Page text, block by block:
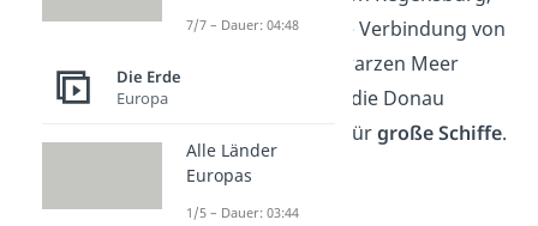
wird eine sehr wichtige Verbindung von
der Nordsee zum Schwarzen Meer
geschaffen. Ab hier ist die Donau
nun auch breit genug fürgroße Schiffe.
7/7 – Dauer: 04:48
Die Erde
Europa
Alle Länder
Europas
1/5 – Dauer: 03:44